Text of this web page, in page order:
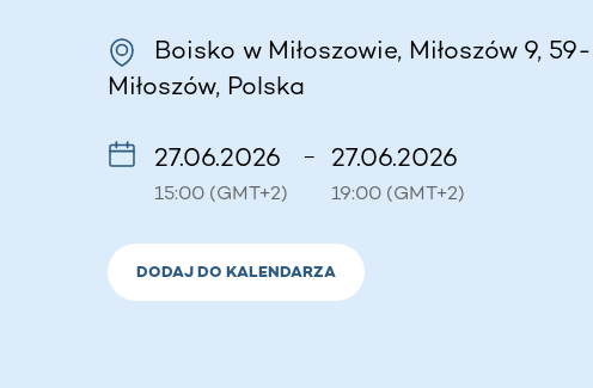
Boisko w Miłoszowie, Miłoszów 9,
Miłoszów, Polska
27.06.2026
15:00 (GMT+2)
– 27.06.2026
19:00 (GMT+2)
DODAJ DO KALENDARZA